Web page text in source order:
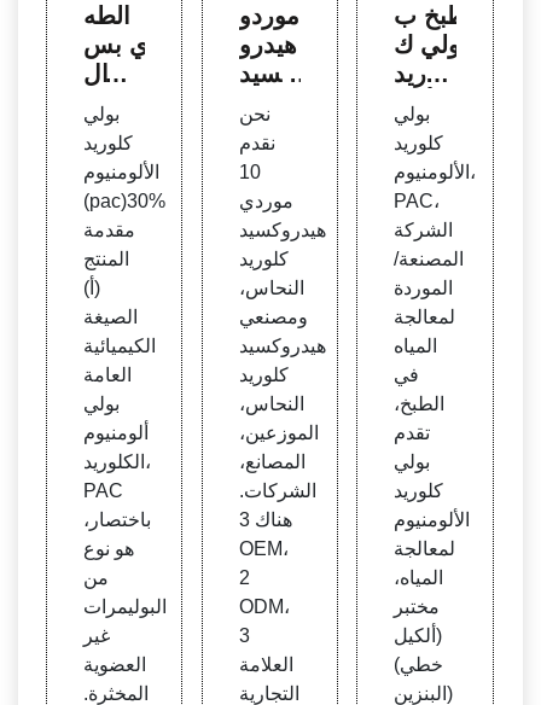
الطه
ي بس
عر ال
مصنع
كلوري
د الألو
منيوم
اللاما
ئي لل
صف ا
لصناع
ي - ط
هي كل
وريد ا
لألومن
يوم ال
لامائ
ي، فل
وريد ا
لألومن
يوم -
صنع أ
ثناء ال
طهي
بولي
كلوريد
الألومنيوم
(pac)30%
مقدمة
المنتج
(أ)
الصيغة
الكيميائية
العامة
بولي
ألومنيوم
الكلوريد،
PAC
باختصار،
هو نوع
من
البوليمرات
غير
العضوية
المخثرة.
موردو
هيدرو
كسيد
د النح
اس، ا
ة الم
صنعة،
الموز
ع، الم
نحن
نقدم
10
موردي
هيدروكسيد
كلوريد
النحاس،
ومصنعي
هيدروكسيد
كلوريد
النحاس،
الموزعين،
المصانع،
الشركات.
هناك 3
OEM،
2
ODM،
3
العلامة
التجارية
طبخ ب
ولي ك
لوريد
الألوم
نيوم ل
معالج
ة المي
اه - ط
هي بو
لي كل
وريد ا
لألومن
يوم،
PAC
بولي
كلوريد
الألومنيوم،
PAC،
الشركة
المصنعة/
الموردة
لمعالجة
المياه
في
الطبخ،
تقدم
بولي
كلوريد
الألومنيوم
لمعالجة
المياه،
مختبر
(ألكيل
خطي)
البنزين)